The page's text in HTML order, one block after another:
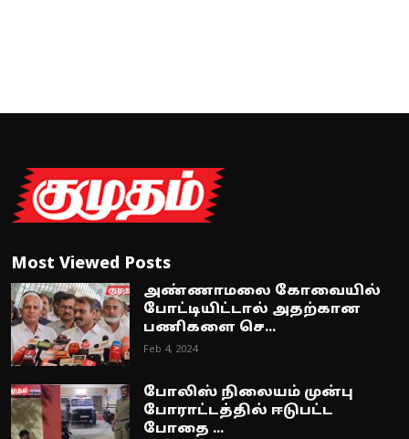
Most Viewed Posts
அண்ணாமலை கோவையில்
போட்டியிட்டால் அதற்கான
பணிகளை செ...
Feb 4, 2024
போலிஸ் நிலையம் முன்பு
போராட்டத்தில் ஈடுபட்ட
போதை ...